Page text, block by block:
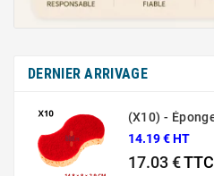
DERNIER ARRIVAGE
14.19 € HT
17.03 €TTC